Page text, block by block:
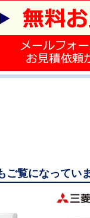
ご覧になってい